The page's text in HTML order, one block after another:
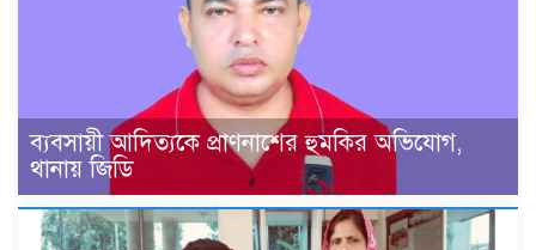
ব্যবসায়ী আদিত্যকে প্রাণনাশের হুমকির অভিযোগ,
থানায় জিডি